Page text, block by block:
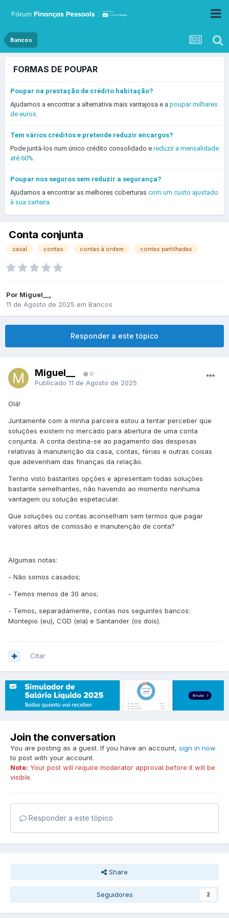
Bancos
FORMAS DE POUPAR
Poupar na prestação de crédito habitação?
Ajudamos a encontrar a alternativa mais vantajosa e a poupar milhares
de euros.
Tem vários créditos e pretende reduzir encargos?
Pode juntá-los num único crédito consolidado e reduzir a mensalidade
até 60%.
Poupar nos seguros sem reduzir a segurança?
Ajudamos a encontrar as melhores coberturas com um custo ajustado
à sua carteira.
Conta conjunta
casal contas contas à ordem contas partilhadas
Por Miguel__,
11 de Agosto de 2025 em Bancos
Responder a este tópico
Miguel__ 0
Publicado 11 de Agosto de 2025
Olá!
Juntamente com a minha parceira estou a tentar perceber que
soluções existem no mercado para abertura de uma conta
conjunta. A conta destina-se ao pagamento das despesas
relativas à manutenção da casa, contas, férias e outras coisas
que adevenham das finanças da relação.
Tenho visto bastantes opções e apresentam todas soluções
bastante semelhantes, não havendo ao momento nenhuma
vantagem ou solução espetacular.
Que soluções ou contas aconselham sem termos que pagar
valores altos de comissão e manutenção de conta?
Algumas notas:
- Não somos casados;
- Temos menos de 30 anos;
- Temos, separadamente, contas nos seguintes bancos:
Montepio (eu), CGD (ela) e Santander (os dois).
Citar
Join the conversation
You are posting as a guest. If you have an account, sign in now
to post with your account.
Note: Your post will require moderator approval before it will be
visible.
Responder a este tópico
Share
Seguidores 2